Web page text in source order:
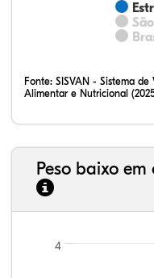
Fonte: SISVAN - Sistema de
Alimentar e Nutricional
Peso baixo
4